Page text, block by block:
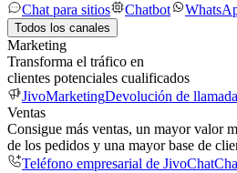
Chat para sitios
Chatbot
Todos los canales
Marketing
Transforma el tráfico en
clientes potenciales cualificados
JivoMarketingDevolución de
Ventas
Consigue más ventas, un mayor valor
de los pedidos y una mayor base de
Teléfono empresarial de JivoChat